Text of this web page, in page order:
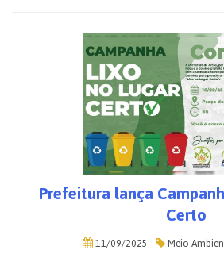
Prefeitura lança
Certo
11/09/2025 Meio